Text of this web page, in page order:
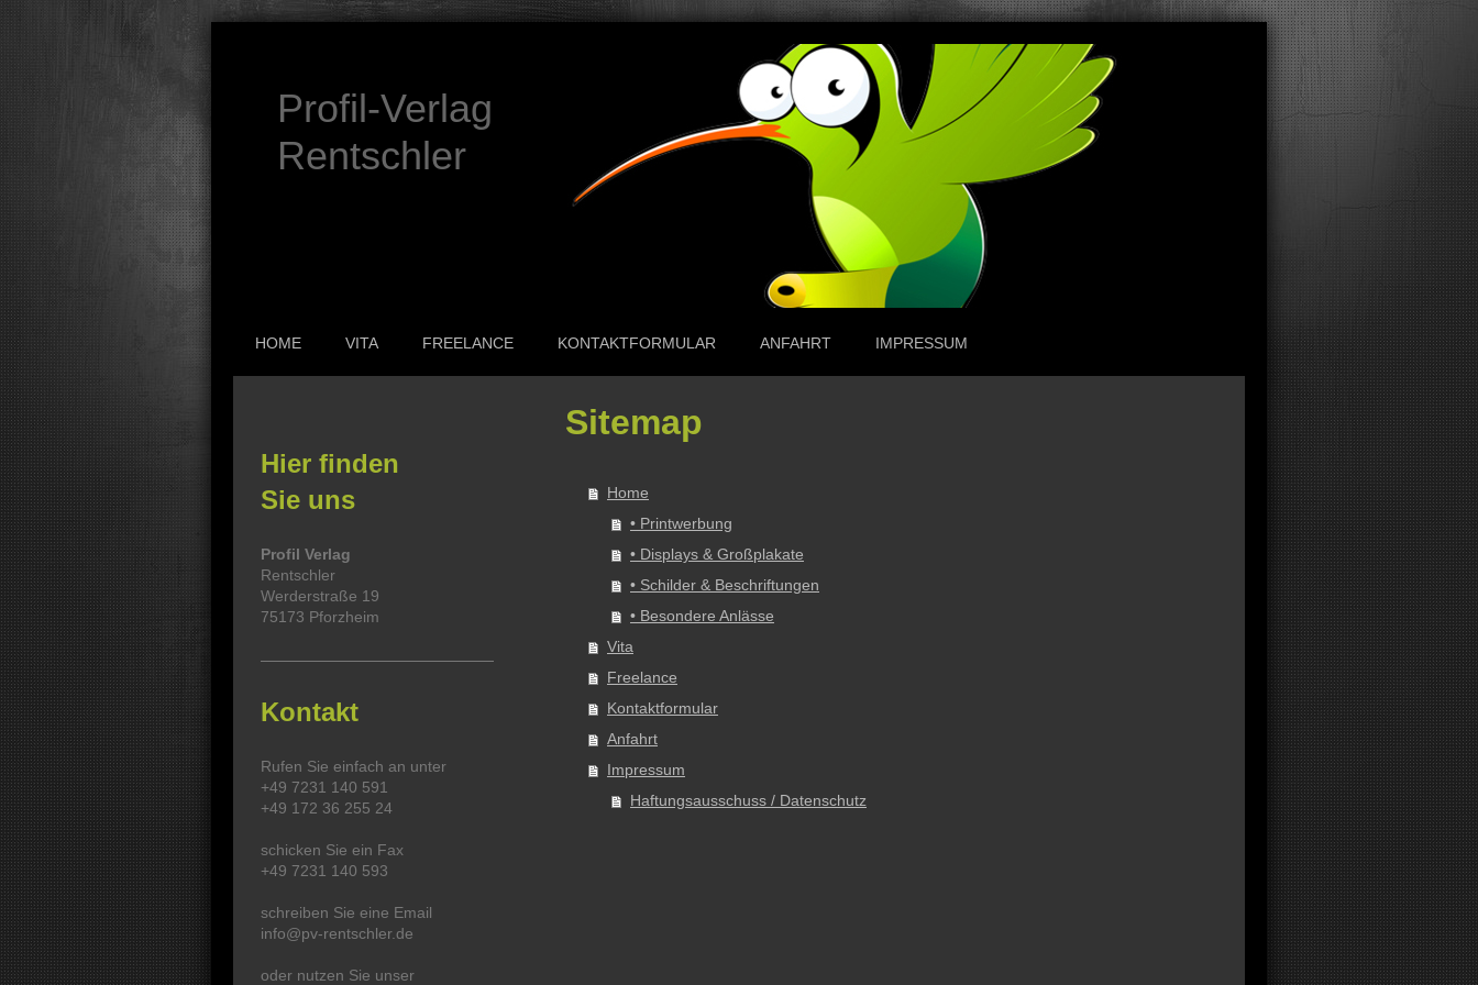
Profil-Verlag
Rentschler
HOME VITA FREELANCE KONTAKTFORMULAR ANFAHRT IMPRESSUM
Sitemap
Home
• Printwerbung
• Displays & Großplakate
• Schilder & Beschriftungen
• Besondere Anlässe
Vita
Freelance
Kontaktformular
Anfahrt
Impressum
Haftungsausschuss / Datenschutz
Hier finden
Sie uns
Profil Verlag
Rentschler
Werderstraße 19
75173 Pforzheim
Kontakt
Rufen Sie einfach an unter
+49 7231 140 591
+49 172 36 255 24
schicken Sie ein Fax
+49 7231 140 593
schreiben Sie eine Email
info@pv-rentschler.de
oder nutzen Sie unser